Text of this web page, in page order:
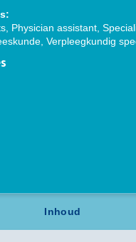
Physician assistant,
Verpleegkundig
Inhoud